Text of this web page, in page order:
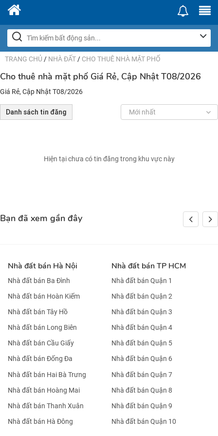
TRANG CHỦ / NHÀ ĐẤT / CHO THUÊ NHÀ MẶT PHỐ
Cho thuê nhà mặt phố Giá Rẻ, Cập Nhật T08/2026
Giá Rẻ, Cập Nhật T08/2026
Danh sách tin đăng Mới nhất
Hiện tại chưa có tin đăng trong khu vực này
Bạn đã xem gần đây
Nhà đất bán Hà Nội
Nhà đất bán Ba Đình
Nhà đất bán Hoàn Kiếm
Nhà đất bán Tây Hồ
Nhà đất bán Long Biên
Nhà đất bán Cầu Giấy
Nhà đất bán Đống Đa
Nhà đất bán Hai Bà Trưng
Nhà đất bán Hoàng Mai
Nhà đất bán Thanh Xuân
Nhà đất bán Hà Đông
Nhà đất bán TP HCM
Nhà đất bán Quận 1
Nhà đất bán Quận 2
Nhà đất bán Quận 3
Nhà đất bán Quận 4
Nhà đất bán Quận 5
Nhà đất bán Quận 6
Nhà đất bán Quận 7
Nhà đất bán Quận 8
Nhà đất bán Quận 9
Nhà đất bán Quận 10